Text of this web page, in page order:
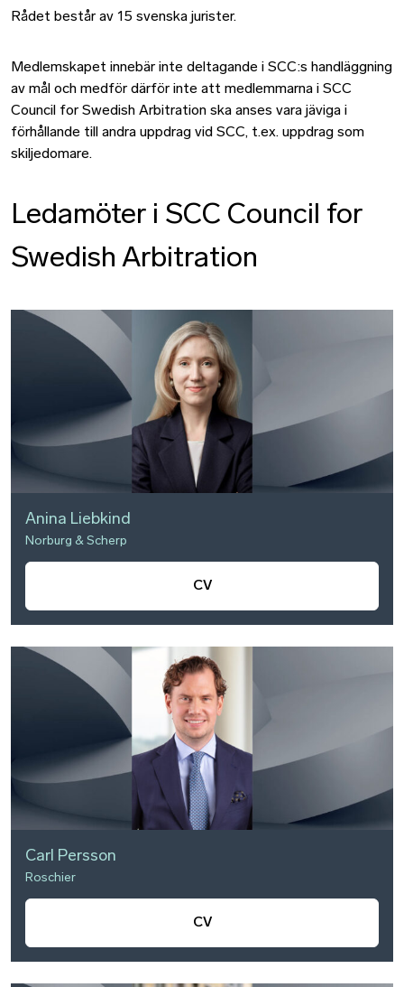
Rådet består av 15 svenska jurister.
Medlemskapet innebär inte deltagande i SCC:s handläggning
av mål och medför därför inte att medlemmarna i SCC
Council for Swedish Arbitration ska anses vara jäviga i
förhållande till andra uppdrag vid SCC, t.ex. uppdrag som
skiljedomare.
Ledamöter i SCC Council for
Swedish Arbitration
Anina Liebkind
Norburg & Scherp
CV
Carl Persson
Roschier
CV